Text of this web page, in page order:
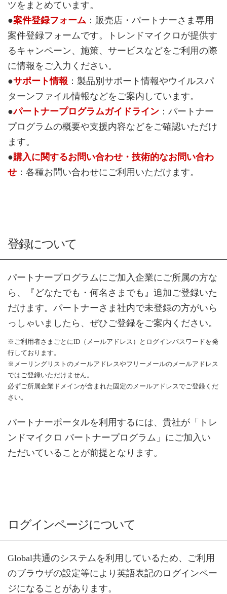
ツをまとめています。
●案件登録フォーム ：販売店・パートナーさま専用
案件登録フォームです。トレンドマイクロが提供す
るキャンペーン、施策、サービスなどをご利用の際
に情報をご入力ください。
●サポート情報 ：製品別サポート情報やウイルスパ
ターンファイル情報などをご案内しています。
●パートナープログラムガイドライン ：パートナー
プログラムの概要や支援内容などをご確認いただけ
ます。
●購入に関するお問い合わせ・技術的なお問い合わ
せ ：各種お問い合わせにご利用いただけます。
登録について
パートナープログラムにご加入企業にご所属の方な
ら、『どなたでも・何名さまでも』追加ご登録いた
だけます。パートナーさま社内で未登録の方がいら
っしゃいましたら、ぜひご登録をご案内ください。
※ご利用者さまごとにID（メールアドレス）とログインパスワードを発
行しております。
※メーリングリストのメールアドレスやフリーメールのメールアドレス
ではご登録いただけません。
必ずご所属企業ドメインが含まれた固定のメールアドレスでご登録くだ
さい。
パートナーポータルを利用するには、貴社が「トレ
ンドマイクロ パートナープログラム」にご加入い
ただいていることが前提となります。
ログインページについて
Global共通のシステムを利用しているため、ご利用
のブラウザの設定等により英語表記のログインペー
ジになることがあります。